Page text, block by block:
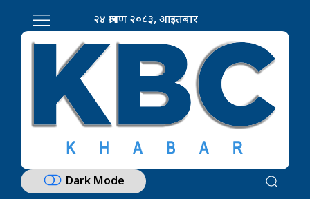
२४ श्रावण २०८३, आइतबार
Dark Mode